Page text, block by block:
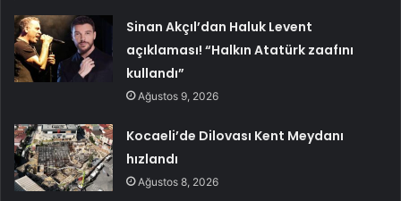
Sinan Akçıl’dan Haluk Levent
açıklaması! “Halkın Atatürk zaafını
kullandı”
Ağustos 9, 2026
Kocaeli’de Dilovası Kent Meydanı
hızlandı
Ağustos 8, 2026